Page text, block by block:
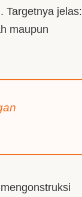
Targetnya jelas:
maupun